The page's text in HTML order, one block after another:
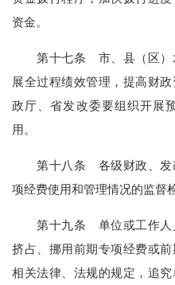
资金。
第十七条
市、县（区
展全过程绩效管理， 提高财政
政厅、省发改委要组织开展
用。
第十八 条 各级财政、发
项经费使用和管理情况的监督
第十九条 单位或工作人
挤占、挪用前期专项经费或
相关法律、法规的规定，追究